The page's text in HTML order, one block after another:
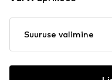
Suuruse valimine